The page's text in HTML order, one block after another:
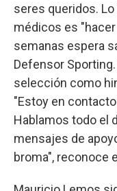
seres queridos.
médicos es
semanas espera
Defensor
selección como
"Estoy en
Hablamos todo el
mensajes de
broma", reconoce